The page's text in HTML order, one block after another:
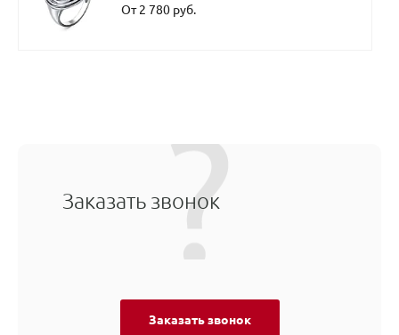
От 2 780 руб.
Заказать звонок
Заказать звонок